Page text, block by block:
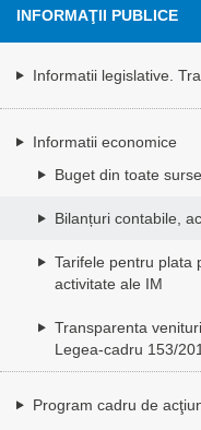
INFORMAŢII PUBLICE
Informatii legislative.
Informatii economice
Buget din toate
Bilanțuri contabile,
Tarifele pentru plata
activitate ale IM
Transparenta
Legea-cadru 153/
Program cadru de